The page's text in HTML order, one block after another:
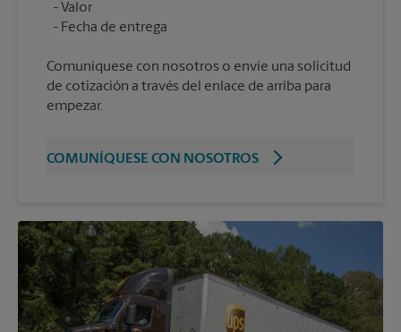
Valor
Comuníquese con nosotros o envíe una solicitud
de cotización a través del enlace de arriba para
empezar.
COMUNÍQUESE CON NOSOTROS